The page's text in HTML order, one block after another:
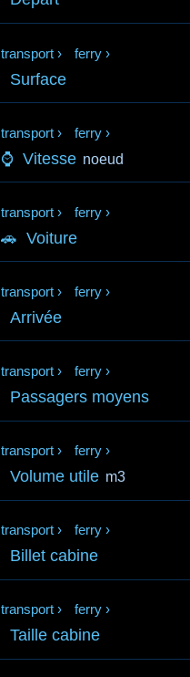
transport › ferry ›
Surface
transport › ferry ›
⌚ Vitesse noeud
transport › ferry ›
🚗 Voiture
transport › ferry ›
Arrivée
transport › ferry ›
Passagers moyens
transport › ferry ›
Volume utile m3
transport › ferry ›
Billet cabine
transport › ferry ›
Taille cabine